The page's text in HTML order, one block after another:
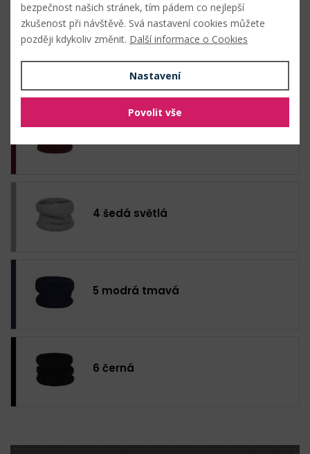
1 bílá
4 šedá světlá
5 modrá tmavá
6 černá
bezpečnost našich stránek, tím pádem co nejlepší
zkušenost při návštěvě. Svá nastavení cookies můžete
později kdykoliv změnit. Další informace o Cookies
Nastavení
Povolit vše